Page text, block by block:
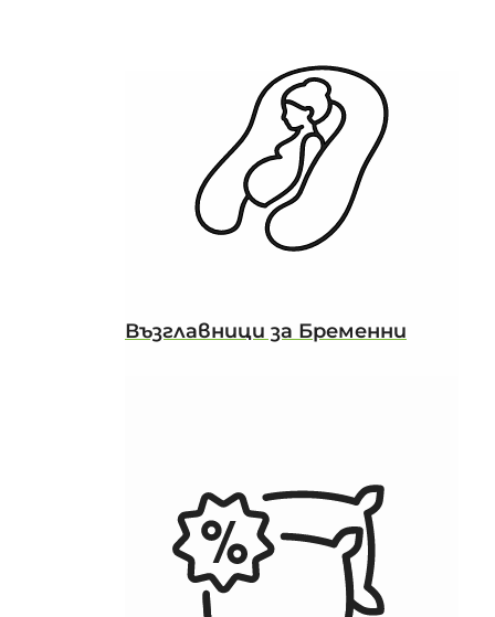
Възглавници за Бременни